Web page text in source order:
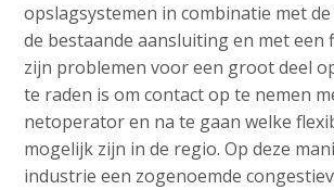
opslagsystemen in combinatie met
de bestaande aansluiting en met een
zijn problemen voor een groot deel
te raden is om contact op te nemen
netoperator en na te gaan welke
mogelijk zijn in de regio. Op deze
industrie een zogenoemde